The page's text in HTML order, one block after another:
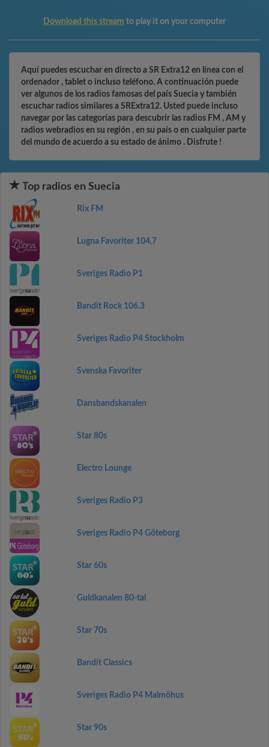
Download this stream to play it on your computer
Aquí puedes escuchar en directo a SR Extra12 en línea con el
ordenador , tablet o incluso teléfono. A continuación puede
ver algunos de los radios famosas del país Suecia y también
escuchar radios similares a SRExtra12. Usted puede incluso
navegar por las categorías para descubrir las radios FM , AM y
radios webradios en su región , en su país o en cualquier parte
del mundo de acuerdo a su estado de ánimo . Disfrute !
Top radios en Suecia
Rix FM
Lugna Favoriter 104,7
Sveriges Radio P1
Bandit Rock 106.3
Sveriges Radio P4 Stockholm
Svenska Favoriter
Dansbandskanalen
Star 80s
Electro Lounge
Sveriges Radio P3
Sveriges Radio P4 Göteborg
Star 60s
Guldkanalen 80-tal
Star 70s
Bandit Classics
Sveriges Radio P4 Malmöhus
Star 90s